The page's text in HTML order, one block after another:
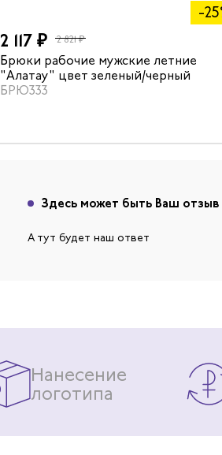
-
2 117 ₽ 2 821 ₽
Брюки рабочие мужские летние
"Алатау" цвет зеленый/черный
БРЮ333
Здесь может быть Ваш отзыв
А тут будет наш ответ
Нанесение
логотипа